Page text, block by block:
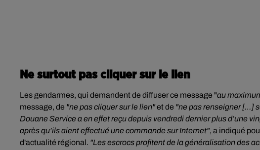
Ne surtout pas cliquer sur le lien
Les gendarmes, qui demandent de diffuser ce message "au
message, de "ne pas cliquer sur le lien"et de "ne pas renseigner […]
Douane Service a en effet reçu depuis vendredi dernier plus d’une
après qu’ils aient effectué une commande sur Internet", a indiqué
d'actualité régional. "Les escrocs profitent de la généralisation des